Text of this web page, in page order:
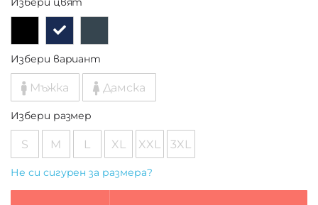
Избери вариант
Мъжка Дамска
Избери размер
S M L XL XXL 3XL
Не си сигурен за размера?